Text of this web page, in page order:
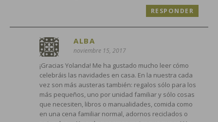
RESPONDER
ALBA
noviembre 15, 2017
¡Gracias Yolanda! Me ha gustado mucho leer cómo
celebráis las navidades en casa. En la nuestra cada
vez son más austeras también: regalos sólo para los
más pequeños, uno por unidad familiar y sólo cosas
que necesiten, libros o manualidades, comida como
en una cena familiar normal, adornos reciclados o